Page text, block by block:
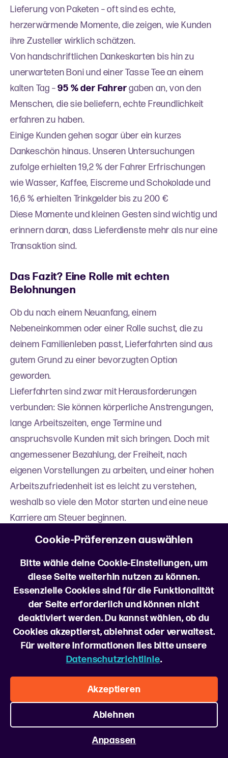
Cookie-Präferenzen auswählen
Bitte wähle deine Cookie-Einstellungen, um
diese Seite weiterhin nutzen zu können.
Essenzielle Cookies sind für die Funktionalität
der Seite erforderlich und können nicht
deaktiviert werden. Du kannst wählen, ob du
Cookies akzeptierst, ablehnst oder verwaltest.
Für weitere Informationen lies bitte unsere
Datenschutzrichtlinie.
Akzeptieren
Ablehnen
Anpassen
Lieferung von Paketen – oft sind es echte,
herzerwärmende Momente, die zeigen, wie Kunden
ihre Zusteller wirklich schätzen.
Von handschriftlichen Dankeskarten bis hin zu
unerwarteten Boni und einer Tasse Tee an einem
kalten Tag –95 % der Fahrergaben an, von den
Menschen, die sie beliefern, echte Freundlichkeit
erfahren zu haben.
Einige Kunden gehen sogar über ein kurzes
Dankeschön hinaus. Unseren Untersuchungen
zufolge erhielten 19,2 % der Fahrer Erfrischungen
wie Wasser, Kaffee, Eiscreme und Schokolade und
16,6 % erhielten Trinkgelder bis zu 200 €
Diese Momente und kleinen Gesten sind wichtig und
erinnern daran, dass Lieferdienste mehr als nur eine
Transaktion sind.
Das Fazit? Eine Rolle mit echten
Belohnungen
Ob du nach einem Neuanfang, einem
Nebeneinkommen oder einer Rolle suchst, die zu
deinem Familienleben passt, Lieferfahrten sind aus
gutem Grund zu einer bevorzugten Option
geworden.
Lieferfahrten sind zwar mit Herausforderungen
verbunden: Sie können körperliche Anstrengungen,
lange Arbeitszeiten, enge Termine und
anspruchsvolle Kunden mit sich bringen. Doch mit
angemessener Bezahlung, der Freiheit, nach
eigenen Vorstellungen zu arbeiten, und einer hohen
Arbeitszufriedenheit ist es leicht zu verstehen,
weshalb so viele den Motor starten und eine neue
Karriere am Steuer beginnen.
Bereit für den nächsten Schritt?
dich
Folgen Sie uns
Über unsFAQCookie-RichtlinieCookie Einstellungen
DatenschutzrichtlinieNutzungsbedingungen
Wählen Sie Land aus
© Driver Express 2026